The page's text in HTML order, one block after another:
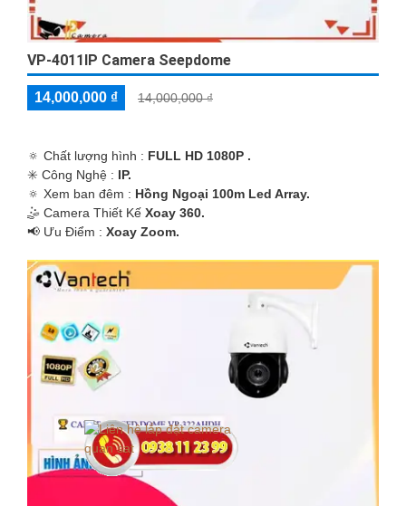
VP-4011IP Camera Seepdome
14,000,000 ₫ 14,000,000 ₫
🔅 Chất lượng hình : FULL HD 1080P .
✳️ Công Nghệ : IP.
🔅 Xem ban đêm : Hồng Ngoại 100m Led Array.
🤹 Camera Thiết Kế Xoay 360.
️📢 Ưu Điểm : Xoay Zoom.